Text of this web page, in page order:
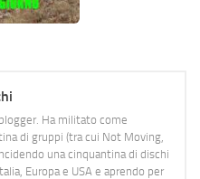
Ha militato come
di gruppi (tra cui Not Moving,
una cinquantina di dischi
Europa e USA e aprendo per